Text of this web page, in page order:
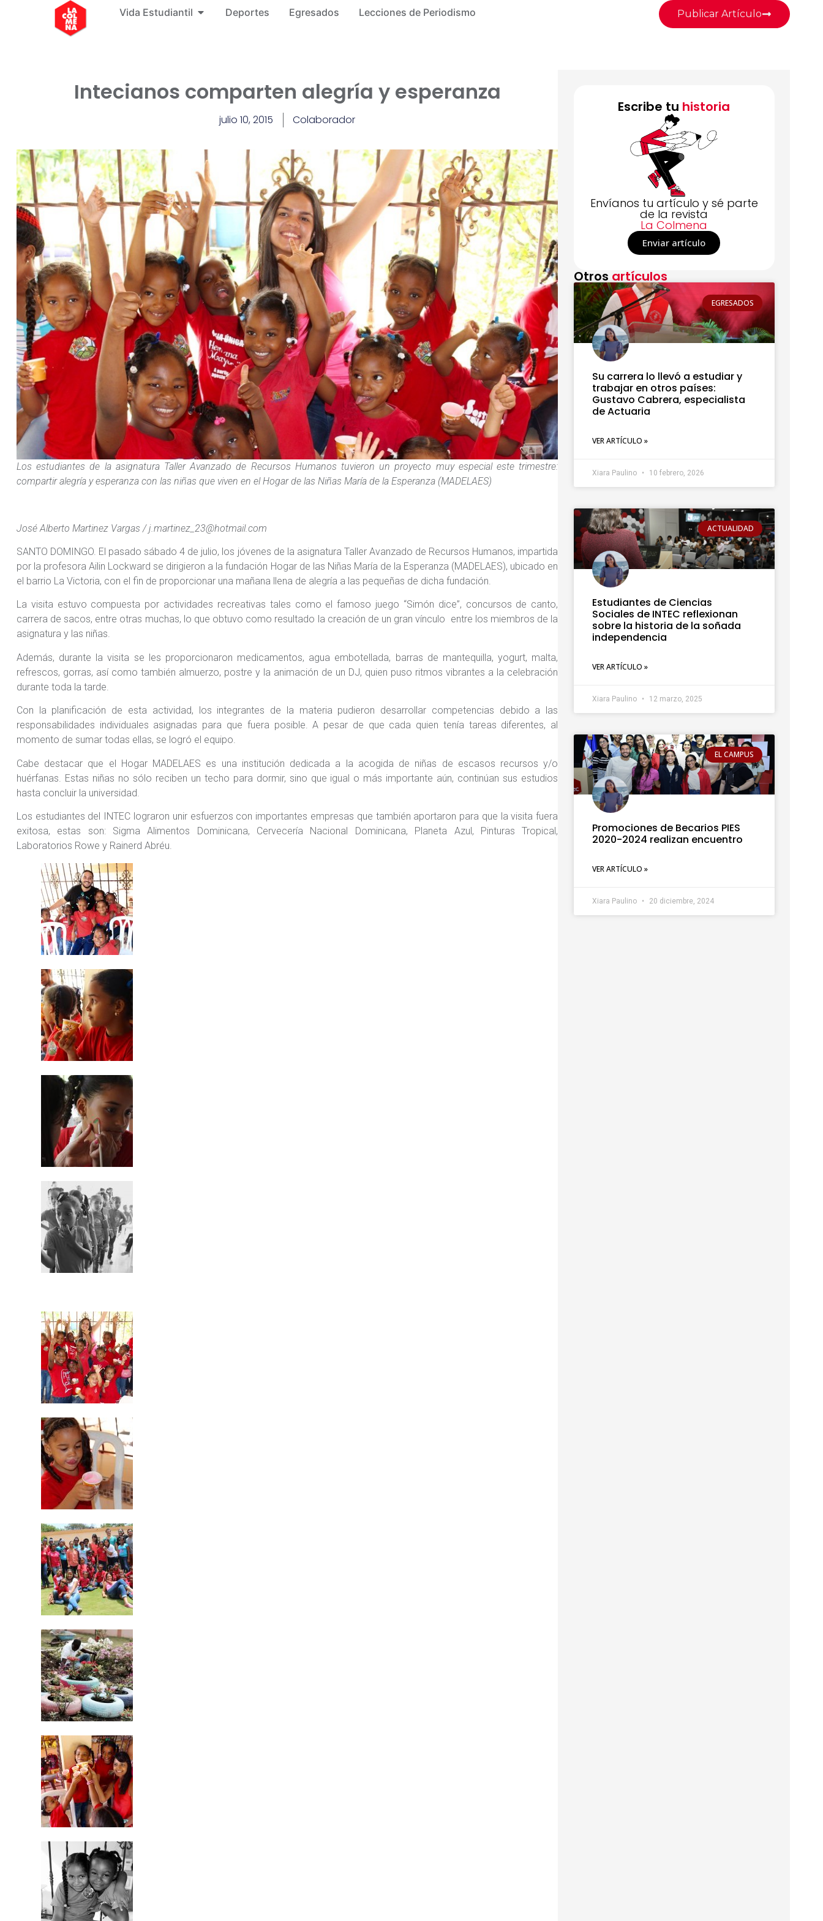
Vida Estudiantil Deportes Egresados Lecciones de Periodismo Publicar Artículo
Intecianos comparten alegría y esperanza
julio 10, 2015 Colaborador
Los estudiantes de la asignatura Taller Avanzado de Recursos Humanos tuvieron un proyecto muy especial este trimestre:
compartir alegría y esperanza con las niñas que viven en el Hogar de las Niñas María de la Esperanza (MADELAES)
José Alberto Martinez Vargas / j.martinez_23@hotmail.com
SANTO DOMINGO. El pasado sábado 4 de julio, los jóvenes de la asignatura Taller Avanzado de Recursos Humanos, impartida
por la profesora Ailin Lockward se dirigieron a la fundación Hogar de las Niñas María de la Esperanza (MADELAES), ubicado en
el barrio La Victoria, con el fin de proporcionar una mañana llena de alegría a las pequeñas de dicha fundación.
La visita estuvo compuesta por actividades recreativas tales como el famoso juego “Simón dice”, concursos de canto,
carrera de sacos, entre otras muchas, lo que obtuvo como resultado la creación de un gran vínculo entre los miembros de la
asignatura y las niñas.
Además, durante la visita se les proporcionaron medicamentos, agua embotellada, barras de mantequilla, yogurt, malta,
refrescos, gorras, así como también almuerzo, postre y la animación de un DJ, quien puso ritmos vibrantes a la celebración
durante toda la tarde.
Con la planificación de esta actividad, los integrantes de la materia pudieron desarrollar competencias debido a las
responsabilidades individuales asignadas para que fuera posible. A pesar de que cada quien tenía tareas diferentes, al
momento de sumar todas ellas, se logró el equipo.
Cabe destacar que el Hogar MADELAES es una institución dedicada a la acogida de niñas de escasos recursos y/o
huérfanas. Estas niñas no sólo reciben un techo para dormir, sino que igual o más importante aún, continúan sus estudios
hasta concluir la universidad.
Los estudiantes del INTEC lograron unir esfuerzos con importantes empresas que también aportaron para que la visita fuera
exitosa, estas son: Sigma Alimentos Dominicana, Cervecería Nacional Dominicana, Planeta Azul, Pinturas Tropical,
Laboratorios Rowe y Rainerd Abréu.
Escribe tu historia
Envíanos tu artículo y sé parte
de la revista
La Colmena
Enviar artículo
Otros artículos
EGRESADOS
Su carrera lo llevó a estudiar y
trabajar en otros países:
Gustavo Cabrera, especialista
de Actuaria
VER ARTÍCULO »
Xiara Paulino 10 febrero, 2026
ACTUALIDAD
Estudiantes de Ciencias
Sociales de INTEC reflexionan
sobre la historia de la soñada
independencia
VER ARTÍCULO »
Xiara Paulino 12 marzo, 2025
EL CAMPUS
Promociones de Becarios PIES
2020-2024 realizan encuentro
VER ARTÍCULO »
Xiara Paulino 20 diciembre, 2024